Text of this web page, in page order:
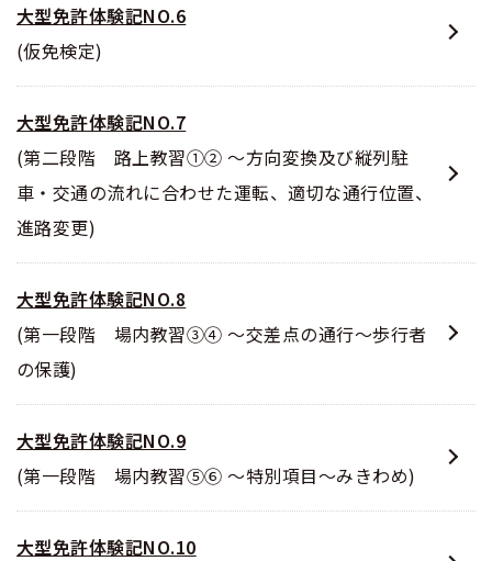
大型免許体験記NO.6
(仮免検定)
大型免許体験記NO.7
(第二段階 路上教習①② ～方向変換及び縦列駐
車・交通の流れに合わせた運転、適切な通行位置、
進路変更)
大型免許体験記NO.8
(第一段階 場内教習③④ ～交差点の通行～歩行者
の保護)
大型免許体験記NO.9
(第一段階 場内教習⑤⑥ ～特別項目～みきわめ)
大型免許体験記NO.10